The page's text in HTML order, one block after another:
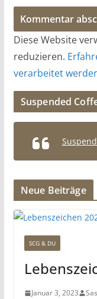
Diese Website
reduzieren.
verarbeitet
Suspended
Neue Beiträge
SCG & DU
Januar 3, 2023